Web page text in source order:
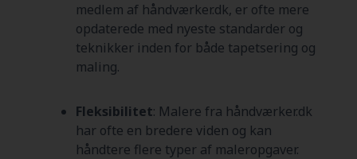
medlem af håndværker.dk, er ofte mere
opdaterede med nyeste standarder og
teknikker inden for både tapetsering og
maling.
Fleksibilitet: Malere fra håndværker.dk
har ofte en bredere viden og kan
håndtere flere typer af maleropgaver.